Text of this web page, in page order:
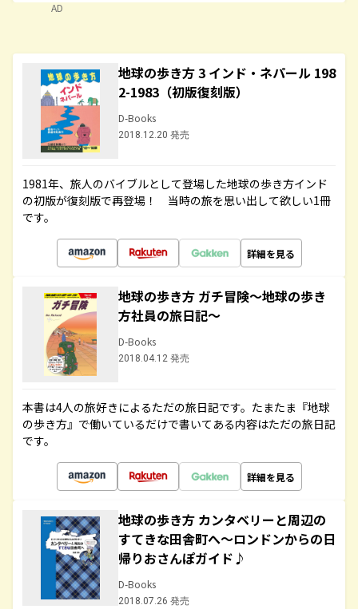
AD
地球の歩き方 3 インド・ネパール 198
2-1983（初版復刻版）
D-Books
2018.12.20 発売
1981年、旅人のバイブルとして登場した地球の歩き方インド
の初版が復刻版で再登場！ 当時の旅を思い出して欲しい1冊
です。
詳細を見る
地球の歩き方 ガチ冒険～地球の歩き
方社員の旅日記～
D-Books
2018.04.12 発売
本書は4人の旅好きによるただの旅日記です。たまたま『地球
の歩き方』で働いているだけで書いてある内容はただの旅日記
です。
詳細を見る
地球の歩き方 カンタベリーと周辺の
すてきな田舎町へ～ロンドンからの日
帰りおさんぽガイド♪
D-Books
2018.07.26 発売